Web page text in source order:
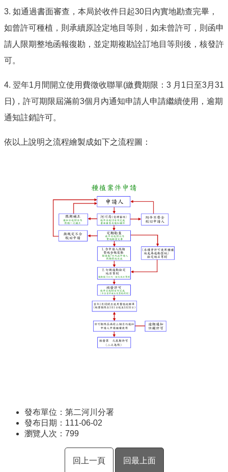
3. 如通過書面審查，本局於收件日起30日內實地勘查完畢，
如曾許可種植，則承續原詮定地目等則，如未曾許可，則函申
請人限期整地函報復勘，並定期複勘詮訂地目等則後，核發許
可。
4. 翌年1月間開立使用費徵收聯單(繳費期限：3 月1日至3月31
日)，許可期限屆滿前3個月內通知申請人申請繼續使用，逾期
通知註銷許可。
依以上說明之流程繪製成如下之流程圖：
發布單位：第二河川分署
發布日期：111-06-02
瀏覽人次： 799
回上一頁 回最上面